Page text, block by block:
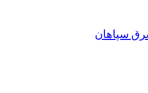
سپاهان